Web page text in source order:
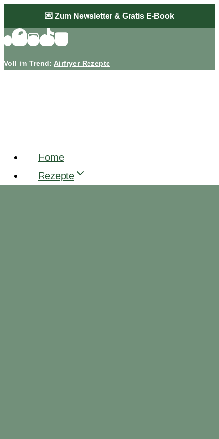
Inhalt
💌 Zum Newsletter & Gratis E-Book
Voll im Trend: Airfryer Rezepte
Home
Rezepte